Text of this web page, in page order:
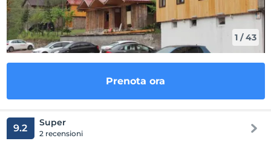
1 /43
Prenota ora
9.2 Super
2 recensioni